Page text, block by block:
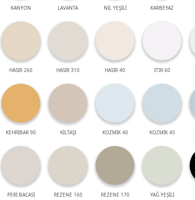
KANYON LAVANTA NİL YEŞİLİ KARBEYAZ
HASIR 260 HASIR 310 HASIR 40 ITIR 60
KEHRİBAR 90 KİLTAŞI KOZMİK 40 KOZMİK 45
PERİ BACASI REZENE 160 REZENE 170 YAĞ YEŞİLİ